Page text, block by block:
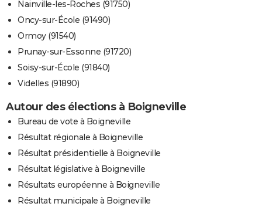
Nainville-les-Roches (91750)
Oncy-sur-École (91490)
Ormoy (91540)
Prunay-sur-Essonne (91720)
Soisy-sur-École (91840)
Videlles (91890)
Autour des élections à Boigneville
Bureau de vote à Boigneville
Résultat régionale à Boigneville
Résultat présidentielle à Boigneville
Résultat législative à Boigneville
Résultats européenne à Boigneville
Résultat municipale à Boigneville